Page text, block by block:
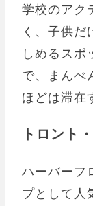
学校のアク
く、子供だ
しめるスポ
で、まんべ
ほどは滞在
トロント
ハーバーフ
プとして人